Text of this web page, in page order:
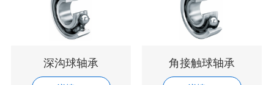
深沟球轴承 角接触球轴承